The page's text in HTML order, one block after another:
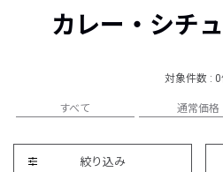
カレー・シチ
対象件数 :
すべて 通常価格
絞り込み